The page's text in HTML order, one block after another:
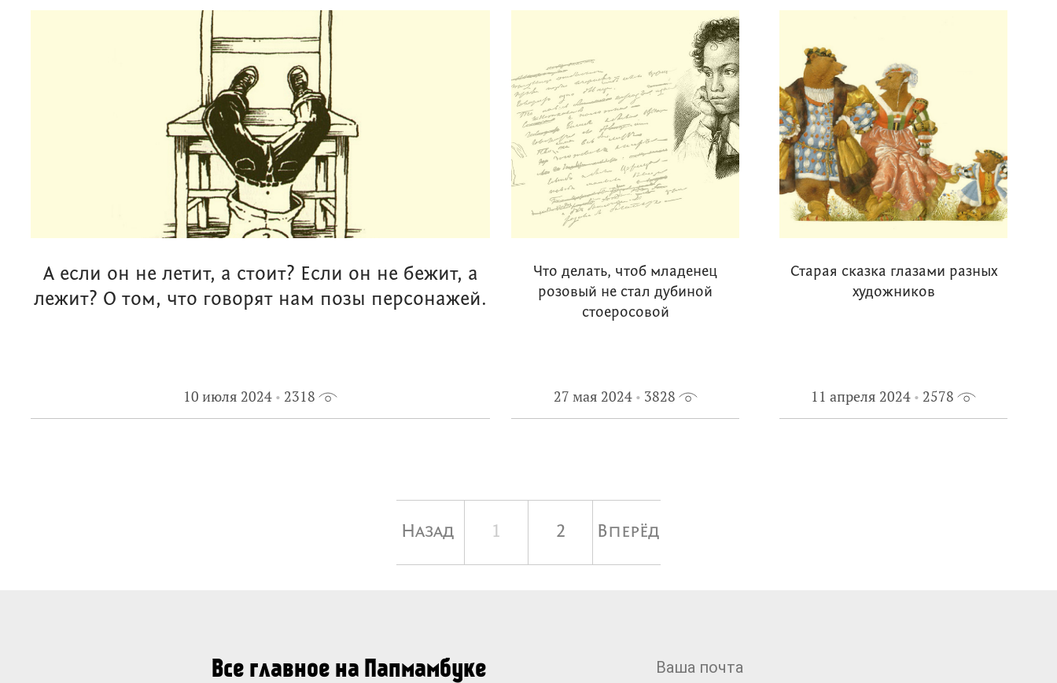
А если он не летит, а стоит? Если он не бежит, а
лежит? О том, что говорят нам позы персонажей.
10 июля 2024 2318
Что делать, чтоб младенец
розовый не стал дубиной
стоеросовой
27 мая 2024 3828
Старая сказка глазами разных
художников
11 апреля 2024 2578
Назад 1 2 Вперёд
Все главное на Папмамбуке